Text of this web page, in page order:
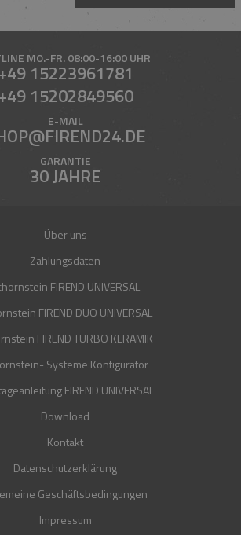
MO.-FR. 08:00-16:00 UHR
15223961781
15202849560
E-MAIL
GARANTIE
30 JAHRE
Über uns
Zahlungsdaten
FIREND UNIVERSAL
FIREND DUO UNIVERSAL
FIREND TURBO KERAMIK
Systeme Konfigurator
FIREND UNIVERSAL
Download
Kontakt
Datenschutzerklärung
Geschäftsbedingungen
Impressum